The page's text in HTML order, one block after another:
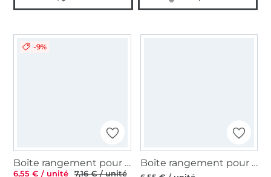
-9%
Boîte rangement pour 32 canettes couture Prym
6,55 € / unité 7,16 € / unité
Boîte rangement pour 25 canettes couture